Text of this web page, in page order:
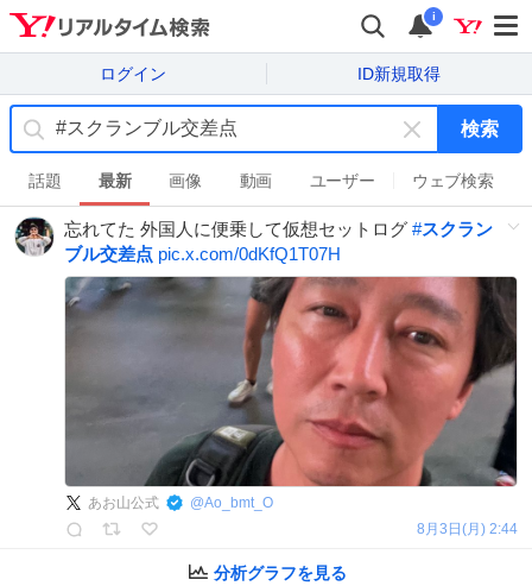
i
ログイン ID新規取得
キ
ー
ワ
ー
を
消
す
検索
話題 最新 画像 動画 ユーザー ウェブ検索
忘れてた 外国人に便乗して仮想セットログ #スクラン
ブル交差点 pic.x.com/0dKfQ1T07H
あお山公式 @Ao_bmt_O
8月3日(月) 2:44
分析グラフを見る